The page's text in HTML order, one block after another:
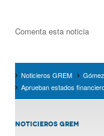
Comenta esta noticia
Noticieros GREM
Aprueban estados
NOTICIEROS GREM